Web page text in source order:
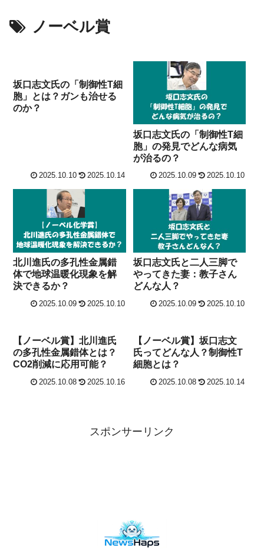
ノーベル賞
坂口志文氏の「制御性T細
胞」とは？ガンも治せる
のか？
2025.10.10 2025.10.14
坂口志文氏の「制御性T細
胞」の発見でどんな病気
が治るの？
2025.10.09 2025.10.10
北川進氏の多孔性金属錯
体で地球温暖化現象を解
決できるか？
2025.10.09 2025.10.10
坂口志文氏と二人三脚で
やってきた妻：教子さん
どんな人？
2025.10.09 2025.10.10
【ノーベル賞】北川進氏
の多孔性金属錯体とは？
CO2削減に応用可能？
2025.10.08 2025.10.16
【ノーベル賞】坂口志文
氏ってどんな人？制御性T
細胞とは？
2025.10.08 2025.10.14
スポンサーリンク